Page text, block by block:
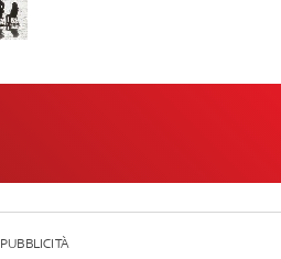
PUBBLICITÀ